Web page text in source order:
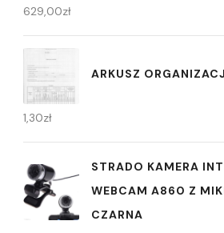
629,00zł
ARKUSZ
1,30zł
STRADO KAMERA
WEBCAM A860 Z
CZARNA